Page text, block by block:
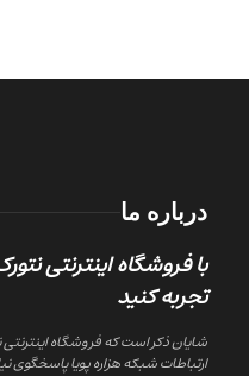
درباره ما
با فروشگاه اینترنتی
تجربه کنید
شایان ذکر است که فروشگاه
ارتباطات شبکه هزاره پویا